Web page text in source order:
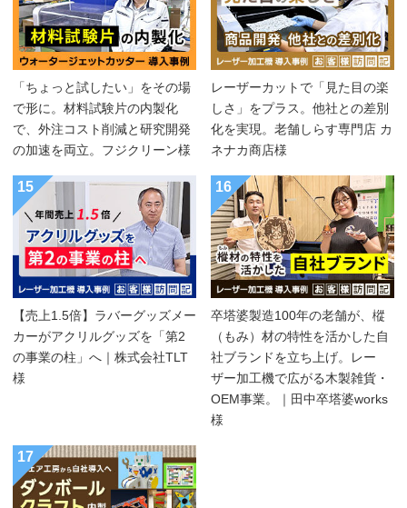
「ちょっと試したい」をその場
で形に。材料試験片の内製化
で、外注コスト削減と研究開発
の加速を両立。フジクリーン様
レーザーカットで「見た目の楽
しさ」をプラス。他社との差別
化を実現。老舗しらす専門店 カ
ネナカ商店様
15
【売上1.5倍】ラバーグッズメー
カーがアクリルグッズを「第2
の事業の柱」へ｜株式会社TLT
様
16
卒塔婆製造100年の老舗が、樅
（もみ）材の特性を活かした自
社ブランドを立ち上げ。レー
ザー加工機で広がる木製雑貨・
OEM事業。｜田中卒塔婆works
様
17